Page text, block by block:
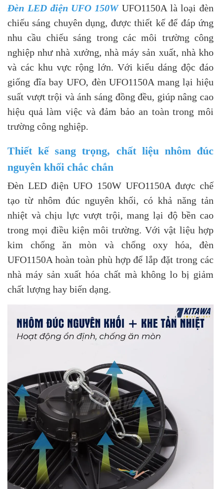
Đèn LED điện UFO 150WUFO1150A là loại đèn
chiếu sáng chuyên dụng, được thiết kế để đáp ứng
nhu cầu chiếu sáng trong các môi trường công
nghiệp như nhà xưởng, nhà máy sản xuất, nhà kho
và các khu vực rộng lớn. Với kiểu dáng độc đáo
giống đĩa bay UFO, đèn UFO1150A mang lại hiệu
suất vượt trội và ánh sáng đồng đều, giúp nâng cao
hiệu quả làm việc và đảm bảo an toàn trong môi
trường công nghiệp.
Thiết kế sang trọng, chất liệu nhôm đúc
nguyên khối chắc chắn
Đèn LED điện UFO 150W UFO1150A được chế
tạo từ nhôm đúc nguyên khối, có khả năng tản
nhiệt và chịu lực vượt trội, mang lại độ bền cao
trong mọi điều kiện môi trường. Với vật liệu hợp
kim chống ăn mòn và chống oxy hóa, đèn
UFO1150A hoàn toàn phù hợp để lắp đặt trong các
nhà máy sản xuất hóa chất mà không lo bị giảm
chất lượng hay biến dạng.